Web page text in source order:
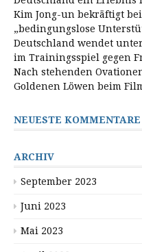
Kim Jong-un bekräftigt
„bedingungslose
Deutschland wendet
im Trainingsspiel gegen
Nach stehenden
Goldenen Löwen beim
NEUESTE KOMMENTARE
ARCHIV
September 2023
Juni 2023
Mai 2023